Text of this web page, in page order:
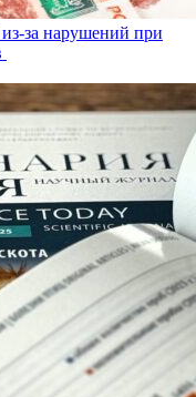
за нарушений при